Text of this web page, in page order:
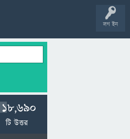
লগ ইন
18,690
টি উত্তর